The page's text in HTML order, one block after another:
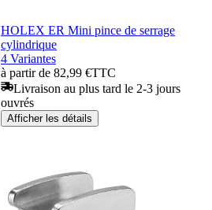
HOLEX ER Mini pince de serrage
cylindrique
4 Variantes
à partir de 82,99 €TTC
Livraison au plus tard le 2-3 jours
ouvrés
Afficher les détails